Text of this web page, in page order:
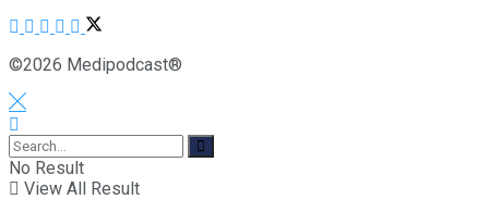
©2026 Medipodcast®
No Result
View All Result